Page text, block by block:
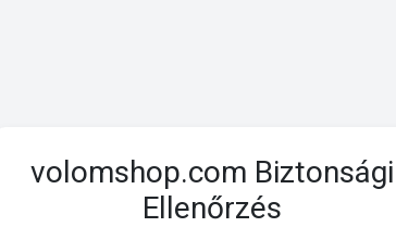
volomshop.com Biztonsági
Ellenőrzés